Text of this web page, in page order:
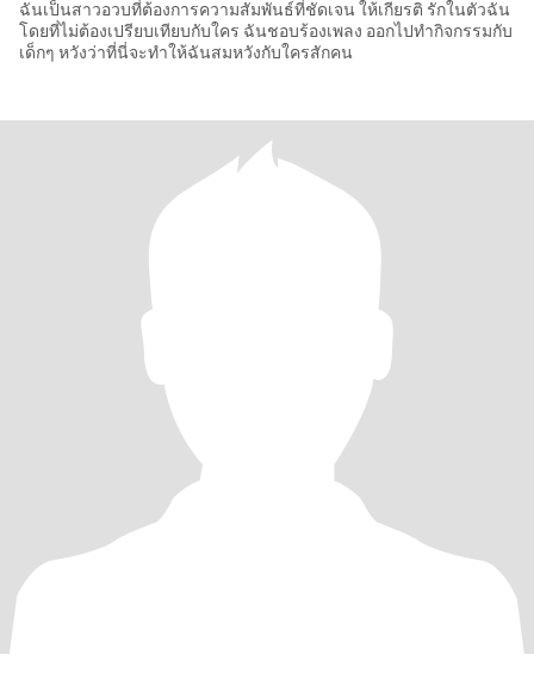
ฉันเป็นสาวอวบที่ต้องการความสัมพันธ์ที่ชัดเจน ให้เกียรติ รักในตัวฉัน
โดยที่ไม่ต้องเปรียบเทียบกับใคร ฉันชอบร้องเพลง ออกไปทำกิจกรรมกับ
เด็กๆ หวังว่าที่นี่จะทำให้ฉันสมหวังกับใครสักคน